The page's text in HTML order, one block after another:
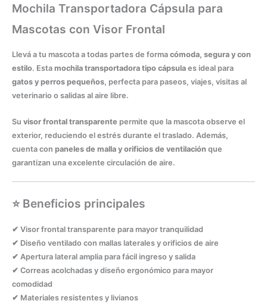
Mochila Transportadora Cápsula para
Mascotas con Visor Frontal
Llevá a tu mascota a todas partes de forma cómoda, segura y con
estilo. Esta mochila transportadora tipo cápsula es ideal para
gatos y perros pequeños, perfecta para paseos, viajes, visitas al
veterinario o salidas al aire libre.
Su visor frontal transparente permite que la mascota observe el
exterior, reduciendo el estrés durante el traslado. Además,
cuenta con paneles de malla y orificios de ventilación que
garantizan una excelente circulación de aire.
⭐ Beneficios principales
✔ Visor frontal transparente para mayor tranquilidad
✔ Diseño ventilado con mallas laterales y orificios de aire
✔ Apertura lateral amplia para fácil ingreso y salida
✔ Correas acolchadas y diseño ergonómico para mayor
comodidad
✔ Materiales resistentes y livianos